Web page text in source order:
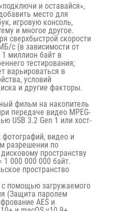
и оставайся»,
место для
игровую консоль,
и многое другое.
сверхбыстрой скорости
с (в зависимости от
миллион байт в
тестирования;
варьироваться в
условий
и другие факторы.
фильм на накопитель
передаче видео MPEG-
USB 3.2 Gen 1 или хост-
фотографий, видео и
разрешении по
пространству
000 000 000 байт.
пространство
помощью загружаемого
(Защита паролем
AES и